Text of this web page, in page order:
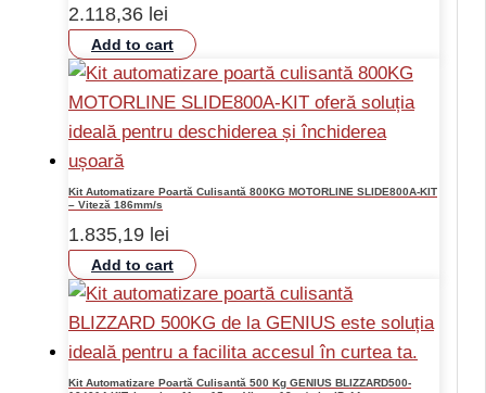
2.118,36 lei
Add to cart
Kit Automatizare Poartă Culisantă 800KG MOTORLINE SLIDE800A-KIT
– Viteză 186mm/s
1.835,19 lei
Add to cart
Kit Automatizare Poartă Culisantă 500 Kg GENIUS BLIZZARD500-